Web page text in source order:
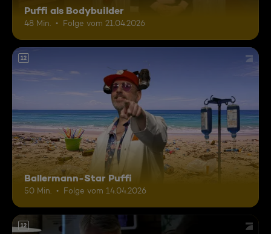
Puffi als Bodybuilder
48 Min. Folge vom 21.04.2026
12
Ballermann-Star Puffi
50 Min. Folge vom 14.04.2026
12